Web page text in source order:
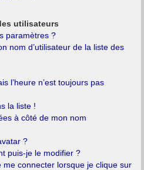
utilisateurs
paramètres ?
nom d’utilisateur de la liste des
l’heure n’est toujours pas
la liste !
à côté de mon nom
?
puis-je le modifier ?
me connecter lorsque je clique sur